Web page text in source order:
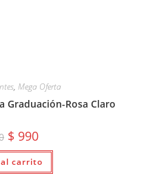
, Mega Oferta
Graduación-Rosa Claro
El
precio
original
era:
$ 1.290.
$ 990El
actual
es:
$ 990.
carrito